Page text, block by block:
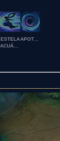
ESTELA
APOTEOSIS